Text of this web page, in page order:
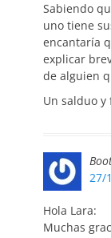
Sabiendo
uno tiene
encantaría
explicar
de alguien
Un salduo
27/
Hola Lara:
Muchas